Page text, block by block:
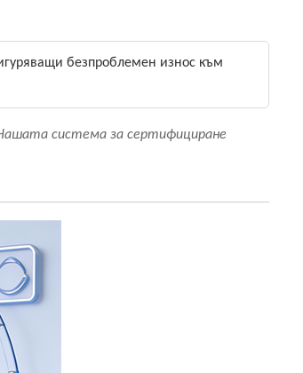
безпроблемен износ към
система за сертифициране